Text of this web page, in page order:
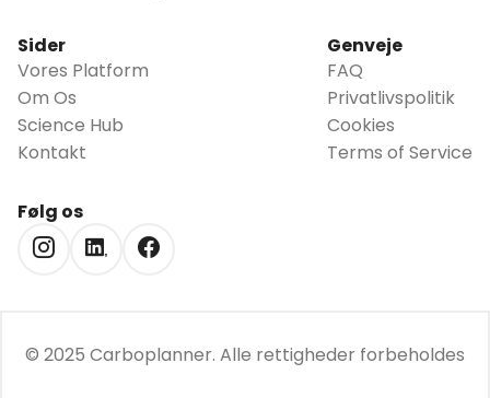
Sider
Vores Platform
Om Os
Science Hub
Kontakt
Genveje
FAQ
Privatlivspolitik
Cookies
Terms of Service
Følg os
© 2025 Carboplanner. Alle rettigheder forbeholdes